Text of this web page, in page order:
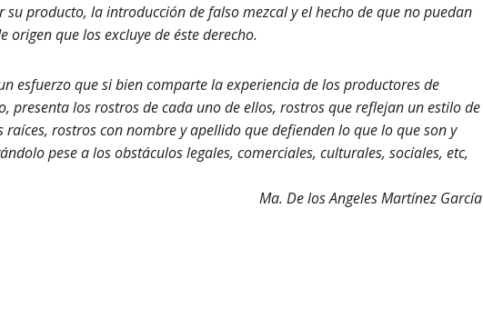
producto, la introducción de falso mezcal y el hecho de que no puedan
que los excluye de éste derecho.
esfuerzo que si bien comparte la experiencia de los productores de
presenta los rostros de cada uno de ellos, rostros que reflejan un estilo de
rostros con nombre y apellido que defienden lo que lo que son y
pese a los obstáculos legales, comerciales, culturales, sociales, etc,
Ma. De los Angeles Martínez García